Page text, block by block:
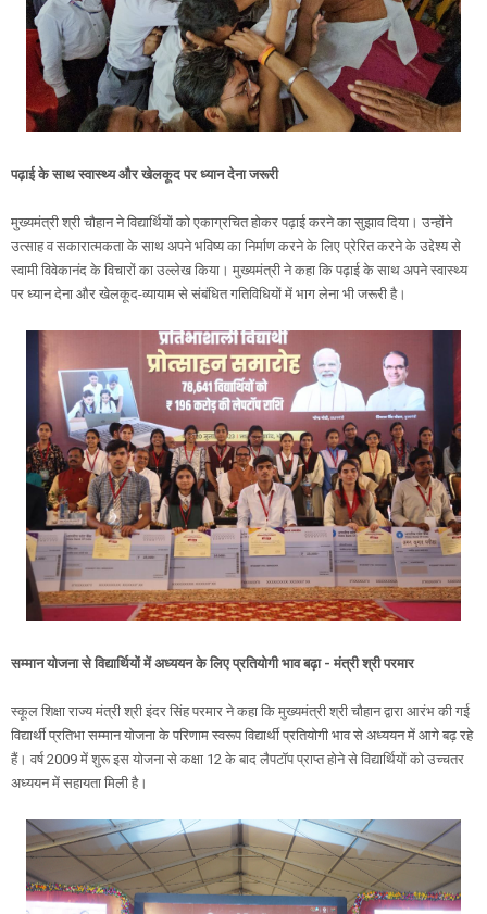
पढ़ाई के साथ स्वास्थ्य और खेलकूद पर ध्यान देना जरूरी
मुख्यमंत्री श्री चौहान ने विद्यार्थियों को एकाग्रचित होकर पढ़ाई करने का सुझाव दिया। उन्होंने
उत्साह व सकारात्मकता के साथ अपने भविष्य का निर्माण करने के लिए प्रेरित करने के उद्देश्य से
स्वामी विवेकानंद के विचारों का उल्लेख किया। मुख्यमंत्री ने कहा कि पढ़ाई के साथ अपने स्वास्थ्य
पर ध्यान देना और खेलकूद-व्यायाम से संबंधित गतिविधियों में भाग लेना भी जरूरी है।
सम्मान योजना से विद्यार्थियों में अध्ययन के लिए प्रतियोगी भाव बढ़ा - मंत्री श्री परमार
स्कूल शिक्षा राज्य मंत्री श्री इंदर सिंह परमार ने कहा कि मुख्यमंत्री श्री चौहान द्वारा आरंभ की गई
विद्यार्थी प्रतिभा सम्मान योजना के परिणाम स्वरूप विद्यार्थी प्रतियोगी भाव से अध्ययन में आगे बढ़ रहे
हैं। वर्ष 2009 में शुरू इस योजना से कक्षा 12 के बाद लैपटॉप प्राप्त होने से विद्यार्थियों को उच्चतर
अध्ययन में सहायता मिली है।